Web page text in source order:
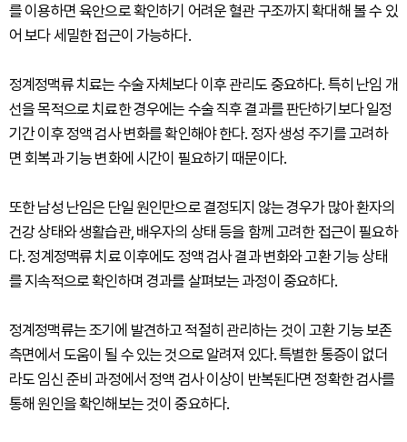
를 이용하면 육안으로 확인하기 어려운 혈관 구조까지 확대해 볼 수 있
어 보다 세밀한 접근이 가능하다.
정계정맥류 치료는 수술 자체보다 이후 관리도 중요하다. 특히 난임 개
선을 목적으로 치료한 경우에는 수술 직후 결과를 판단하기보다 일정
기간 이후 정액 검사 변화를 확인해야 한다. 정자 생성 주기를 고려하
면 회복과 기능 변화에 시간이 필요하기 때문이다.
또한 남성 난임은 단일 원인만으로 결정되지 않는 경우가 많아 환자의
건강 상태와 생활습관, 배우자의 상태 등을 함께 고려한 접근이 필요하
다. 정계정맥류 치료 이후에도 정액 검사 결과 변화와 고환 기능 상태
를 지속적으로 확인하며 경과를 살펴보는 과정이 중요하다.
정계정맥류는 조기에 발견하고 적절히 관리하는 것이 고환 기능 보존
측면에서 도움이 될 수 있는 것으로 알려져 있다. 특별한 통증이 없더
라도 임신 준비 과정에서 정액 검사 이상이 반복된다면 정확한 검사를
통해 원인을 확인해보는 것이 중요하다.